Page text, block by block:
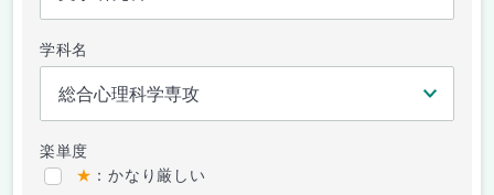
学科名
楽単度
★ ：かなり厳しい